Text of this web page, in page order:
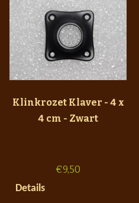
Klinkrozet Klaver - 4 x
4 cm - Zwart
€9,50
Details